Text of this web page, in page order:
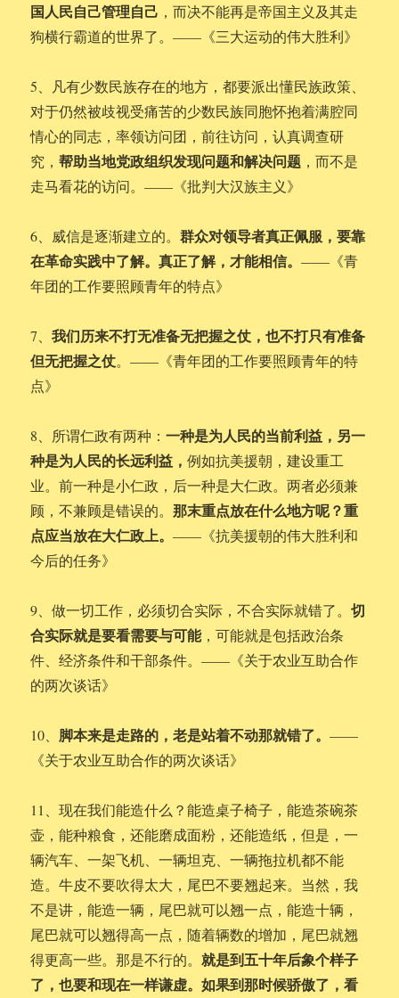
国人民自己管理自己 ，而决不能再是帝国主义及其走
狗横行霸道的世界了。——《三大运动的伟大胜利》
5、凡有少数民族存在的地方，都要派出懂民族政策、
对于仍然被歧视受痛苦的少数民族同胞怀抱着满腔同
情心的同志，率领访问团，前往访问，认真调查研
究，帮助当地党政组织发现问题和解决问题 ，而不是
走马看花的访问。——《批判大汉族主义》
6、威信是逐渐建立的。群众对领导者真正佩服，要靠
在革命实践中了解。真正了解，才能相信。——《青
年团的工作要照顾青年的特点》
7、我们历来不打无准备无把握之仗，也不打只有准备
但无把握之仗。——《青年团的工作要照顾青年的特
点》
8、所谓仁政有两种：一种是为人民的当前利益，另一
种是为人民的长远利益，例如抗美援朝，建设重工
业。前一种是小仁政，后一种是大仁政。两者必须兼
顾，不兼顾是错误的。那末重点放在什么地方呢？重
点应当放在大仁政上。——《抗美援朝的伟大胜利和
今后的任务》
9、做一切工作，必须切合实际，不合实际就错了。切
合实际就是要看需要与可能，可能就是包括政治条
件、经济条件和干部条件。——《关于农业互助合作
的两次谈话》
10、 脚本来是走路的，老是站着不动那就错了。——
《关于农业互助合作的两次谈话》
11、现在我们能造什么？能造桌子椅子，能造茶碗茶
壶，能种粮食，还能磨成面粉，还能造纸，但是，一
辆汽车、一架飞机、一辆坦克、一辆拖拉机都不能
造。牛皮不要吹得太大，尾巴不要翘起来。当然，我
不是讲，能造一辆，尾巴就可以翘一点，能造十辆，
尾巴就可以翘得高一点，随着辆数的增加，尾巴就翘
得更高一些。那是不行的。就是到五十年后象个样子
了，也要和现在一样谦虚。如果到那时候骄傲了，看